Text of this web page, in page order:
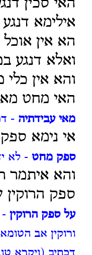
האי סכין
אילימא
הא אין
ואלא דנגע
והא אין
האי מחט
מאי עבידתיה -
אי נימא
ספק מחט - לא
והא איתמר
ספק הרוקין
על ספק הרוקין -
ורוקין אב